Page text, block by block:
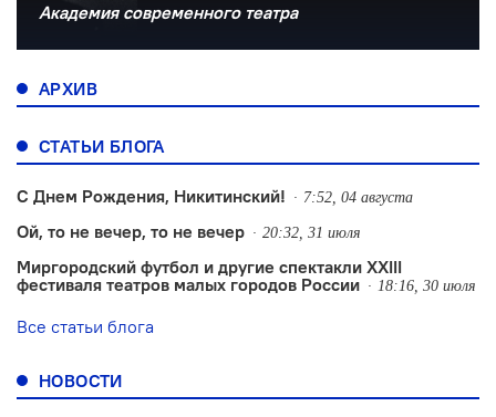
Академия современного театра
АРХИВ
СТАТЬИ БЛОГА
С Днем Рождения, Никитинский! 7:52, 04 августа
Ой, то не вечер, то не вечер 20:32, 31 июля
Миргородский футбол и другие спектакли XXIII
фестиваля театров малых городов России
18:16, 30 июля
Все статьи блога
НОВОСТИ